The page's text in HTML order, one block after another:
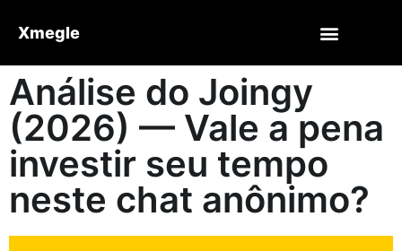
Xmegle
Análise do Joingy
(2026) — Vale a pena
investir seu tempo
neste chat anônimo?